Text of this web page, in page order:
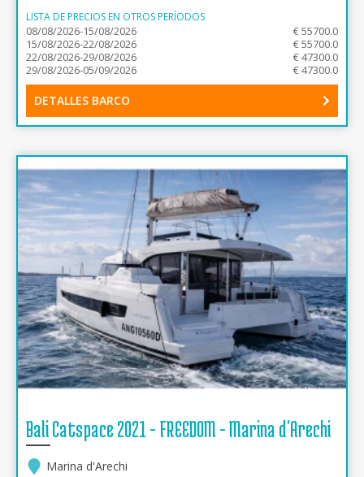
LISTA DE PRECIOS EN OTROS PERÍODOS
08/08/2026-15/08/2026
€ 55700.0
15/08/2026-22/08/2026
€ 55700.0
22/08/2026-29/08/2026
€ 47300.0
29/08/2026-05/09/2026
€ 47300.0
DETALLES BARCO
Bali Catspace 2021 - FREEDOM - Marina d'Arechi
Marina d'Arechi